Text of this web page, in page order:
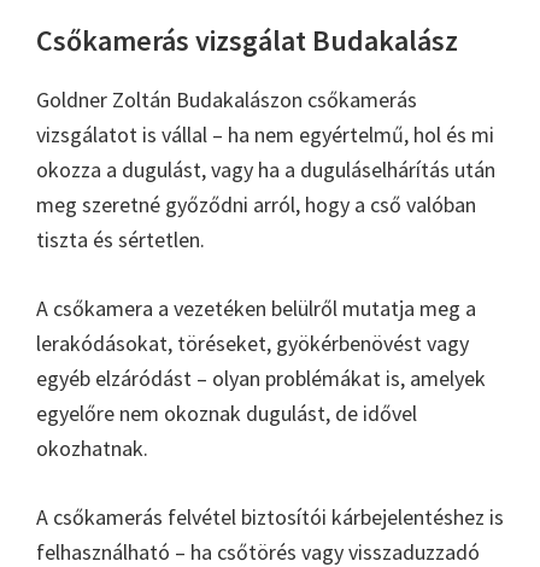
Csőkamerás vizsgálat Budakalász
Goldner Zoltán Budakalászon csőkamerás
vizsgálatot is vállal – ha nem egyértelmű, hol és mi
okozza a dugulást, vagy ha a duguláselhárítás után
meg szeretné győződni arról, hogy a cső valóban
tiszta és sértetlen.
A csőkamera a vezetéken belülről mutatja meg a
lerakódásokat, töréseket, gyökérbenövést vagy
egyéb elzáródást – olyan problémákat is, amelyek
egyelőre nem okoznak dugulást, de idővel
okozhatnak.
A csőkamerás felvétel biztosítói kárbejelentéshez is
felhasználható – ha csőtörés vagy visszaduzzadó